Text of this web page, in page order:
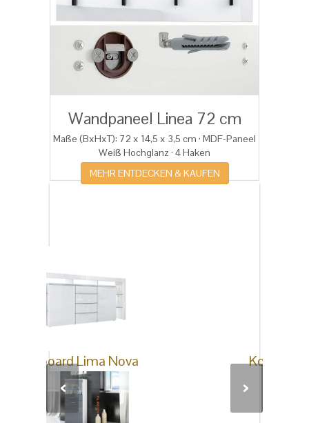
Wandpaneel Linea 72 cm
Maße (BxHxT): 72 x 14,5 x 3,5 cm · MDF-Paneel
Weiß Hochglanz · 4 Haken
MEHR ENTDECKEN & KAUFEN
Kommode Ben